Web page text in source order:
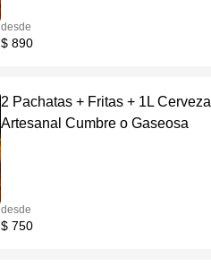
desde
$ 890
2 Pachatas + Fritas + 1L Cerveza
Artesanal Cumbre o Gaseosa
desde
$ 750